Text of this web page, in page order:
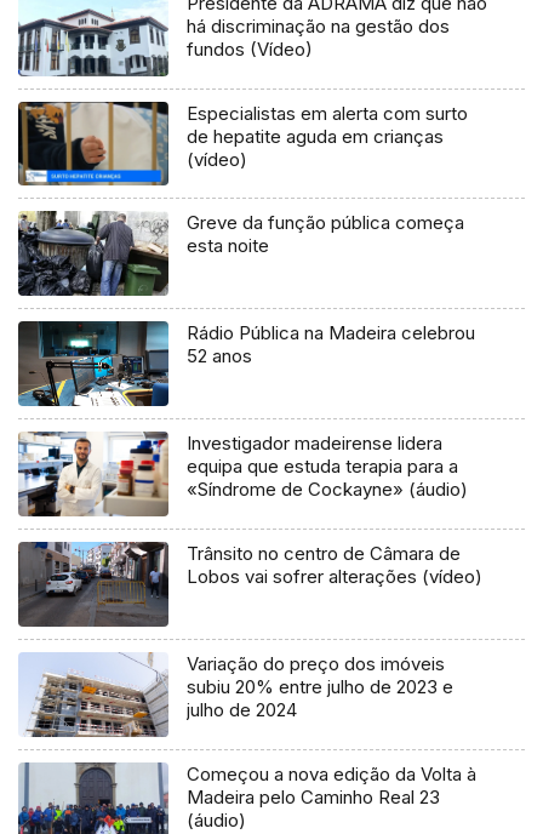
há discriminação na gestão dos
fundos (Vídeo)
Especialistas em alerta com surto
de hepatite aguda em crianças
(vídeo)
Greve da função pública começa
esta noite
Rádio Pública na Madeira celebrou
52 anos
Investigador madeirense lidera
equipa que estuda terapia para a
«Síndrome de Cockayne» (áudio)
Trânsito no centro de Câmara de
Lobos vai sofrer alterações (vídeo)
Variação do preço dos imóveis
subiu 20% entre julho de 2023 e
julho de 2024
Começou a nova edição da Volta à
Madeira pelo Caminho Real 23
(áudio)